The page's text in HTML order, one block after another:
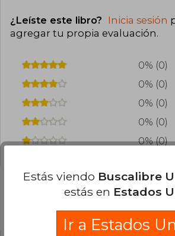
¿Leíste este libro? Inicia sesión
agregar tu propia evaluación.
0% (0)
0% (0)
0% (0)
0% (0)
0% (0)
Preguntas frecuentes
Estás viendo Buscalibre
estás en Estados
Ir a Estados